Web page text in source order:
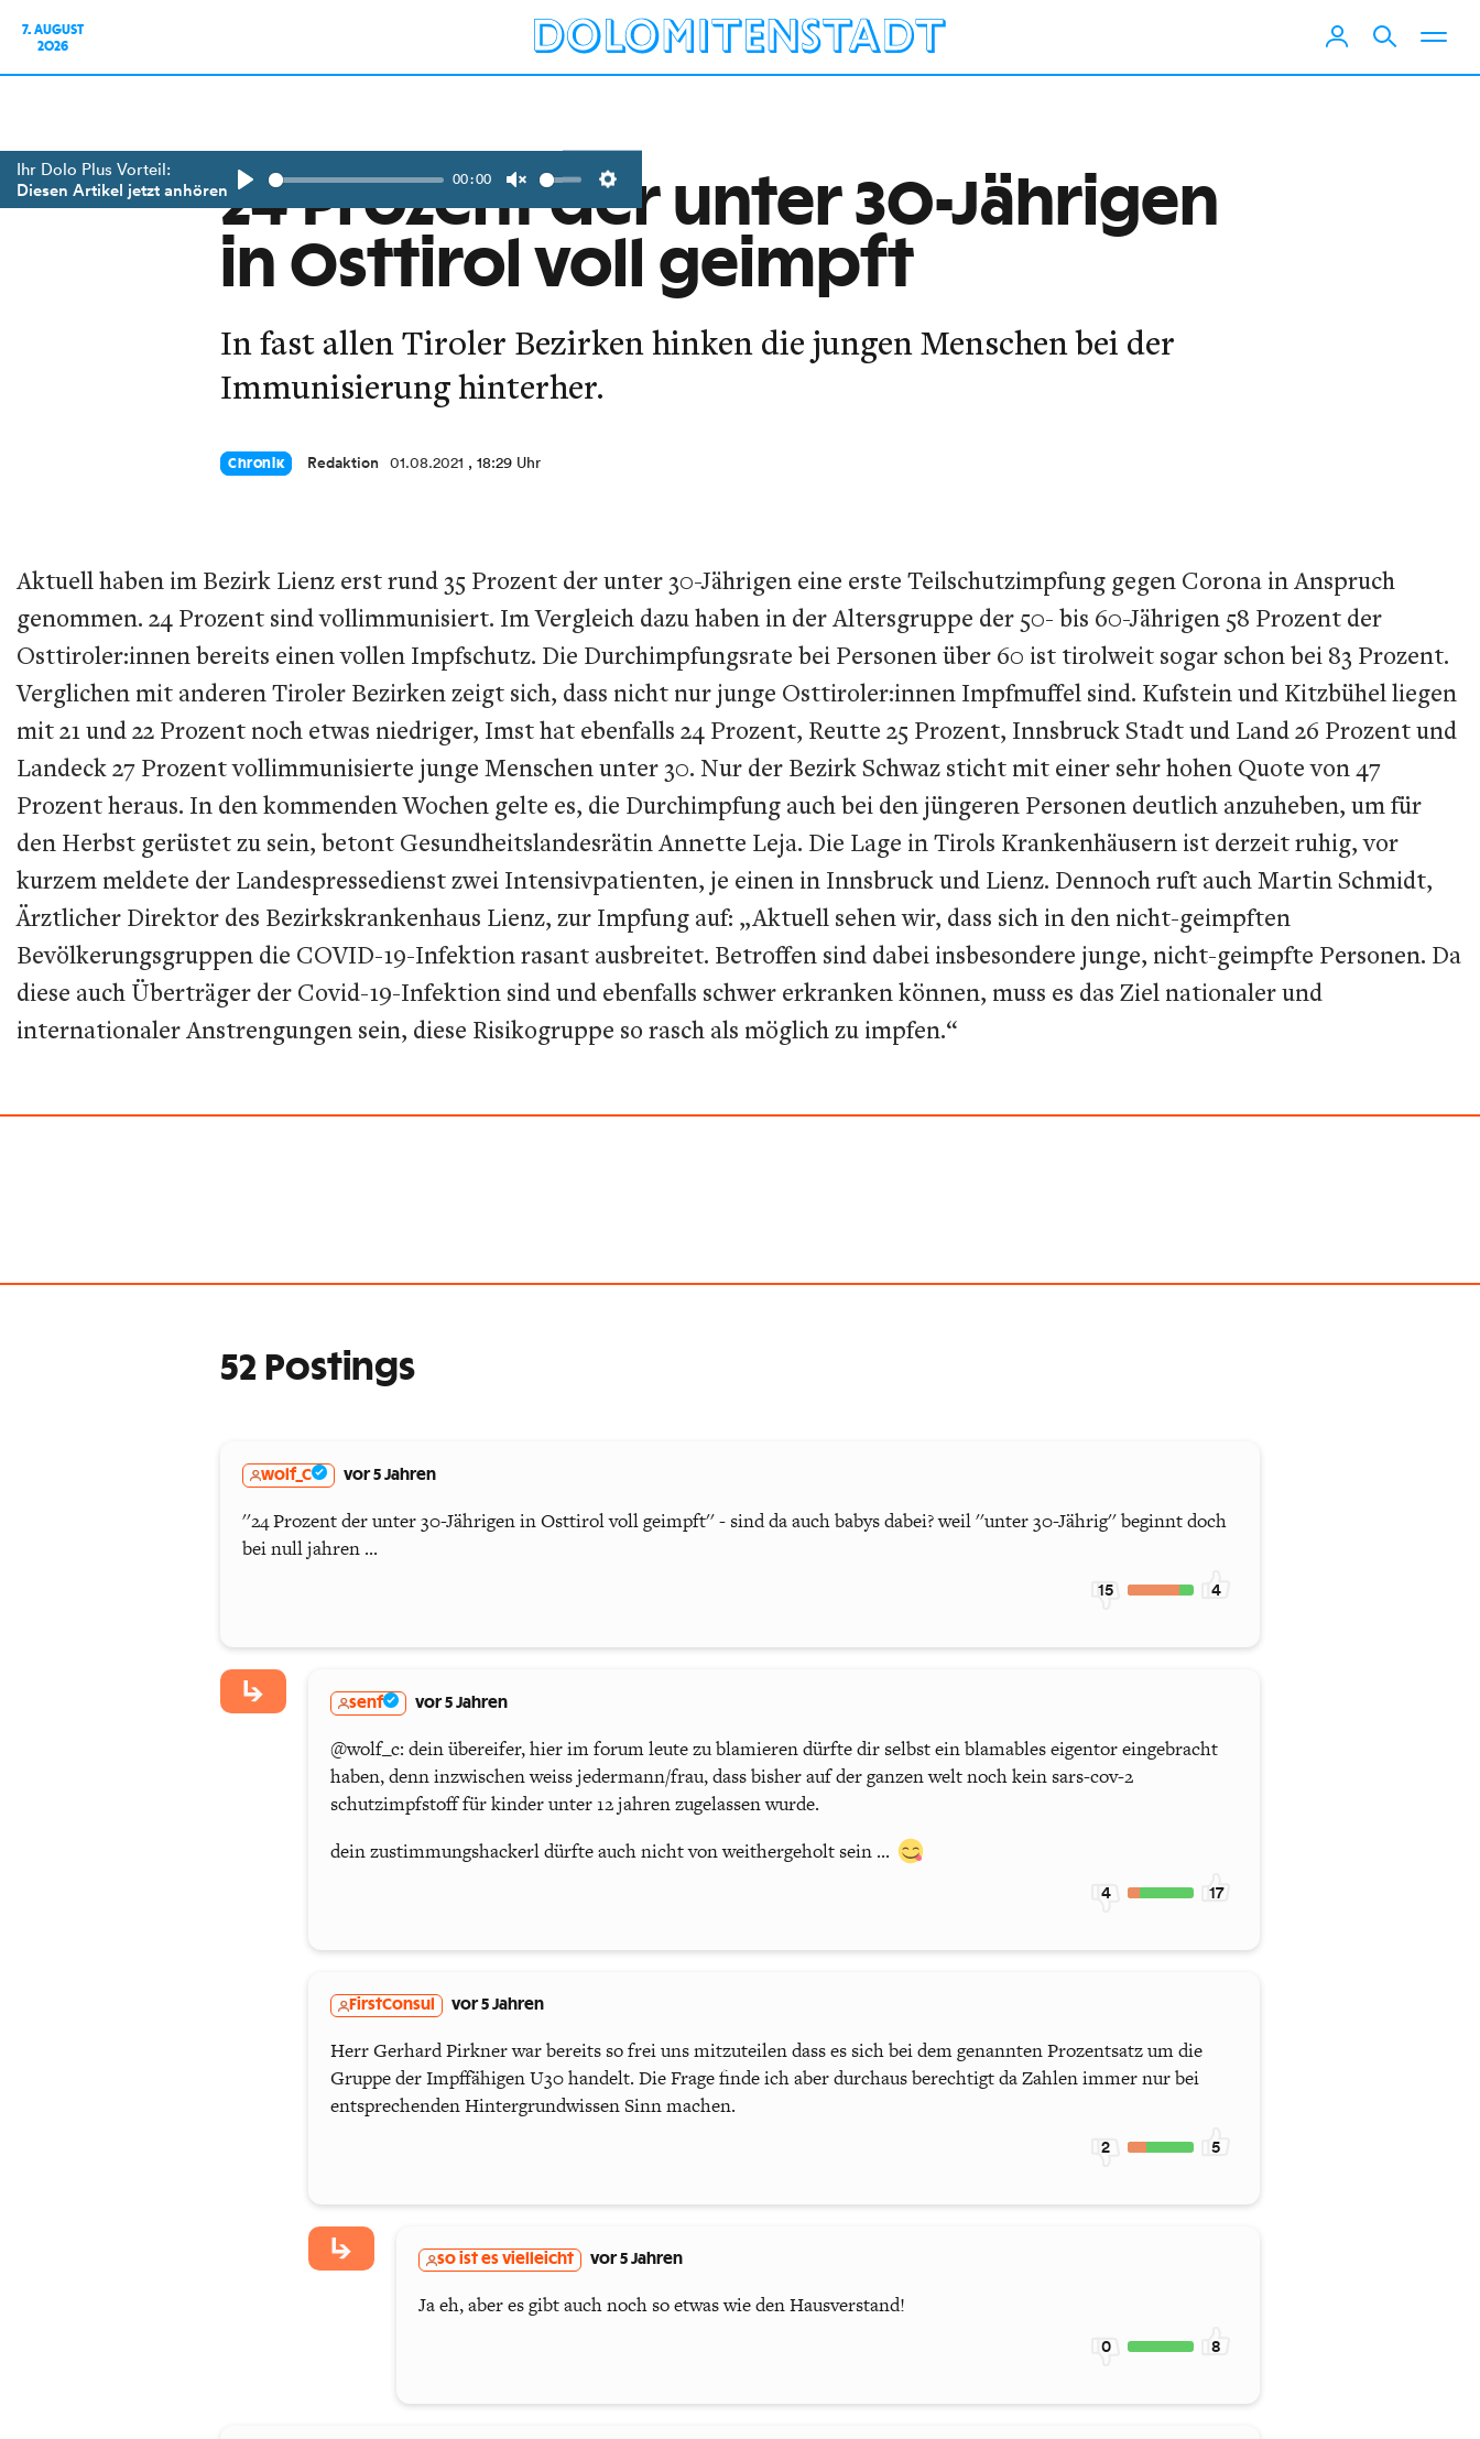
7. AUGUST
2026
Ihr Dolo Plus Vorteil:
Diesen Artikel jetzt anhören 00:00
Settings
24 Prozent der unter 30-Jährigen
in Osttirol voll geimpft
In fast allen Tiroler Bezirken hinken die jungen Menschen bei der
Immunisierung hinterher.
Chronik Redaktion 01.08.2021 , 18:29 Uhr
Aktuell haben im Bezirk Lienz erst rund 35 Prozent der unter 30-Jährigen eine erste Teilschutzimpfung gegen Corona in Anspruch
genommen. 24 Prozent sind vollimmunisiert. Im Vergleich dazu haben in der Altersgruppe der 50- bis 60-Jährigen 58 Prozent der
Osttiroler:innen bereits einen vollen Impfschutz. Die Durchimpfungsrate bei Personen über 60 ist tirolweit sogar schon bei 83 Prozent.
Verglichen mit anderen Tiroler Bezirken zeigt sich, dass nicht nur junge Osttiroler:innen Impfmuffel sind. Kufstein und Kitzbühel liegen
mit 21 und 22 Prozent noch etwas niedriger, Imst hat ebenfalls 24 Prozent, Reutte 25 Prozent, Innsbruck Stadt und Land 26 Prozent und
Landeck 27 Prozent vollimmunisierte junge Menschen unter 30. Nur der Bezirk Schwaz sticht mit einer sehr hohen Quote von 47
Prozent heraus. In den kommenden Wochen gelte es, die Durchimpfung auch bei den jüngeren Personen deutlich anzuheben, um für
den Herbst gerüstet zu sein, betont Gesundheitslandesrätin Annette Leja. Die Lage in Tirols Krankenhäusern ist derzeit ruhig, vor
kurzem meldete der Landespressedienst zwei Intensivpatienten, je einen in Innsbruck und Lienz. Dennoch ruft auch Martin Schmidt,
Ärztlicher Direktor des Bezirkskrankenhaus Lienz, zur Impfung auf: „Aktuell sehen wir, dass sich in den nicht-geimpften
Bevölkerungsgruppen die COVID-19-Infektion rasant ausbreitet. Betroffen sind dabei insbesondere junge, nicht-geimpfte Personen. Da
diese auch Überträger der Covid-19-Infektion sind und ebenfalls schwer erkranken können, muss es das Ziel nationaler und
internationaler Anstrengungen sein, diese Risikogruppe so rasch als möglich zu impfen.“
52 Postings
wolf_C vor 5 Jahren
''24 Prozent der unter 30-Jährigen in Osttirol voll geimpft'' - sind da auch babys dabei? weil ''unter 30-Jährig'' beginnt doch
bei null jahren ...
15 4
senf vor 5 Jahren
@wolf_c: dein übereifer, hier im forum leute zu blamieren dürfte dir selbst ein blamables eigentor eingebracht
haben, denn inzwischen weiss jedermann/frau, dass bisher auf der ganzen welt noch kein sars-cov-2
schutzimpfstoff für kinder unter 12 jahren zugelassen wurde.
dein zustimmungshackerl dürfte auch nicht von weithergeholt sein ...
4 17
FirstConsul vor 5 Jahren
Herr Gerhard Pirkner war bereits so frei uns mitzuteilen dass es sich bei dem genannten Prozentsatz um die
Gruppe der Impffähigen U30 handelt. Die Frage finde ich aber durchaus berechtigt da Zahlen immer nur bei
entsprechenden Hintergrundwissen Sinn machen.
2 5
so ist es vielleicht vor 5 Jahren
Ja eh, aber es gibt auch noch so etwas wie den Hausverstand!
0 8